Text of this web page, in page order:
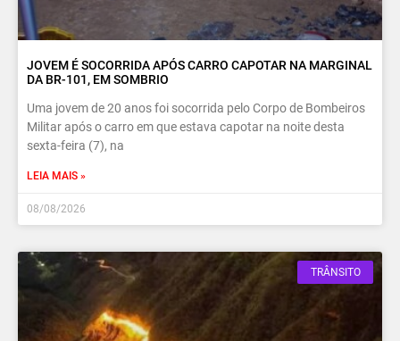
JOVEM É SOCORRIDA APÓS CARRO CAPOTAR NA MARGINAL
DA BR-101, EM SOMBRIO
Uma jovem de 20 anos foi socorrida pelo Corpo de Bombeiros
Militar após o carro em que estava capotar na noite desta
sexta-feira (7), na
LEIA MAIS »
08/08/2026
TRÂNSITO